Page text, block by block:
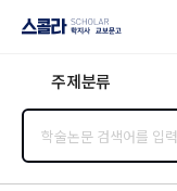
지사·교보문고
주제분류